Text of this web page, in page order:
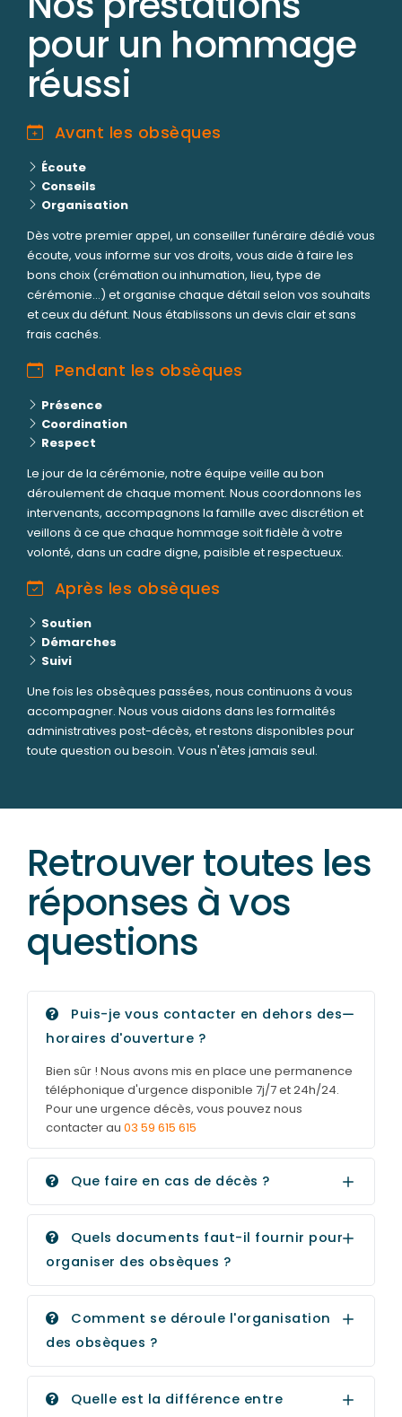
pour un hommage
réussi
Avant les obsèques
Écoute
Conseils
Organisation
Dès votre premier appel, un conseiller funéraire dédié vous
écoute, vous informe sur vos droits, vous aide à faire les
bons choix (crémation ou inhumation, lieu, type de
cérémonie...) et organise chaque détail selon vos souhaits
et ceux du défunt. Nous établissons un devis clair et sans
frais cachés.
Pendant les obsèques
Présence
Coordination
Respect
Le jour de la cérémonie, notre équipe veille au bon
déroulement de chaque moment. Nous coordonnons les
intervenants, accompagnons la famille avec discrétion et
veillons à ce que chaque hommage soit fidèle à votre
volonté, dans un cadre digne, paisible et respectueux.
Après les obsèques
Soutien
Démarches
Suivi
Une fois les obsèques passées, nous continuons à vous
accompagner. Nous vous aidons dans les formalités
administratives post-décès, et restons disponibles pour
toute question ou besoin. Vous n'êtes jamais seul.
Retrouver toutes les
réponses à vos
questions
Puis-je vous contacter en dehors des
horaires d'ouverture ?
Bien sûr ! Nous avons mis en place une permanence
téléphonique d'urgence disponible 7j/7 et 24h/24.
Pour une urgence décès, vous pouvez nous
contacter au 03 59 615 615
Que faire en cas de décès ?
Quels documents faut-il fournir pour
organiser des obsèques ?
Comment se déroule l'organisation
des obsèques ?
Quelle est la différence entre